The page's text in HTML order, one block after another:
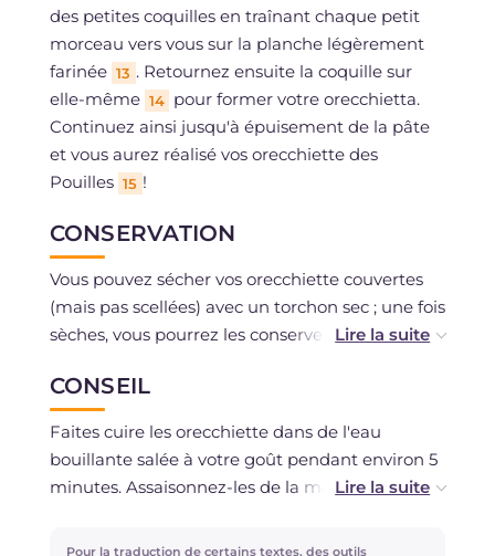
des petites coquilles en traînant chaque petit
morceau vers vous sur la planche légèrement
farinée 13 . Retournez ensuite la coquille sur
elle-même 14 pour former votre orecchietta.
Continuez ainsi jusqu'à épuisement de la pâte
et vous aurez réalisé vos orecchiette des
Pouilles 15 !
CONSERVATION
Vous pouvez sécher vos orecchiette couvertes
(mais pas scellées) avec un torchon sec ; une fois
sèches, vous pourrez les conserver environ un
Sinon, il est conseillé de les congeler sur un
plateau, en les disposant bien espacées, et une
fois durcies au congélateur, de les transférer
dans des sacs de congélation plus pratiques
CONSEIL
Faites cuire les orecchiette dans de l'eau
bouillante salée à votre goût pendant environ 5
minutes. Assaisonnez-les de la manière la plus
navet, mais elles seront délicieuses aussi avec
Pour la traduction de certains textes, des outils